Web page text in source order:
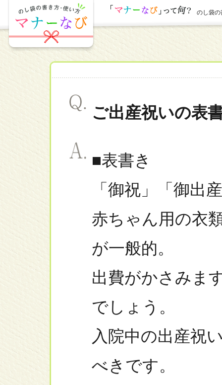
のし袋の
ご出産祝いの表
■表書き
「御祝」「御
赤ちゃん用の衣
が一般的。
出費がかさみま
でしょう。
入院中の出産祝
べきです。